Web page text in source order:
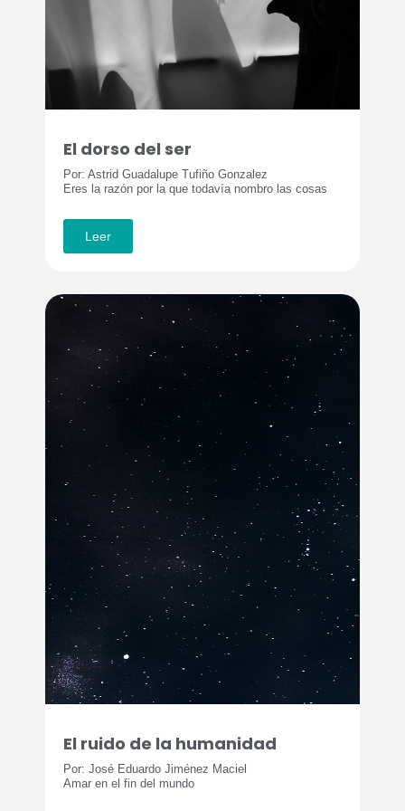
El dorso del ser
Por: Astrid Guadalupe Tufiño Gonzalez
Eres la razón por la que todavía nombro las cosas
Leer
El ruido de la humanidad
Por: José Eduardo Jiménez Maciel
Amar en el fin del mundo